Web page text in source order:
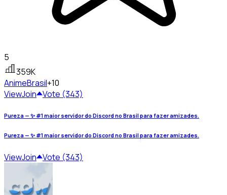
5
359K
AnimeBrasil+10
ViewJoin Vote (343)
Pureza — ✨ #1 maior servidor do Discord no Brasil para fazer amizades.
Pureza — ✨ #1 maior servidor do Discord no Brasil para fazer amizades.
ViewJoin Vote (343)